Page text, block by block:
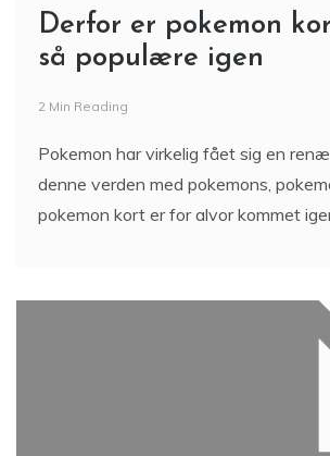
Derfor er pokemon
så populære igen
2 Min Reading
Pokemon har virkelig fået sig en
denne verden med pokemons,
pokemon kort er for alvor kommet